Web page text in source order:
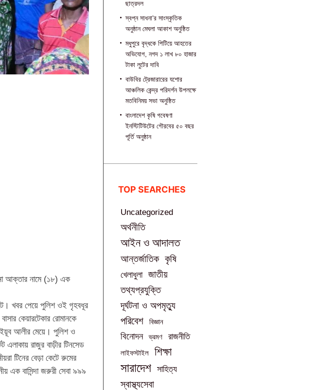
আক্তার নামে (১৮) এক
খবর পেয়ে পুলিশ ওই গৃহবধূর
কেয়ারটেকার রোমানকে
আলীর মেয়ে। পুলিশ ও
এলাকায় রাজুর বাড়ীর টিনসেড
টিনের বেড়া কেটে রুমের
এক বাসিন্দা জরুরী সেবা ৯৯৯
ছাত্রদল
স্বপ্ন সাধনা’র সাংস্কৃতিক
অনুষ্ঠান মেঘলা আকাশ অনুষ্ঠিত
মধুপুরে বৃদ্ধকে পিটিয়ে আহতের
অভিযোগ, নগদ ১ লাখ ৮০ হাজার
টাকা লুটের দাবি
বাউবির ট্রেজারারের যশোর
আঞ্চলিক কেন্দ্র পরিদর্শন উপলক্ষে
মতবিনিময় সভা অনুষ্ঠিত
বাংলাদেশ কৃষি গবেষণা
ইনস্টিটিউটের গৌরবের ৫০ বছর
পূর্তি অনুষ্ঠান
TOP SEARCHES
Uncategorized
অর্থনীতি
আইন ও আদালত
আন্তর্জাতিক কৃষি
খেলাধুলা জাতীয়
তথ্যপ্রযুক্তি
দূর্ঘটনা ও অপমৃত্যু
পরিবেশ বিজ্ঞান
বিনোদন ভ্রমণ রাজনীতি
লাইফস্টাইল শিক্ষা
সারাদেশ সাহিত্য
স্বাস্থ্যসেবা